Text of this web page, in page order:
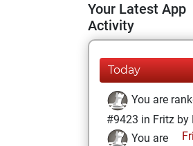
Your Latest App
Activity
Today
You are
#9423 in Fritz by
You are